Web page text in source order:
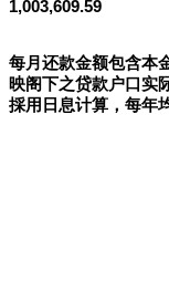
1,003,609.59
每月还款金额包含本
映阁下之贷款户口实
採用日息计算，每年